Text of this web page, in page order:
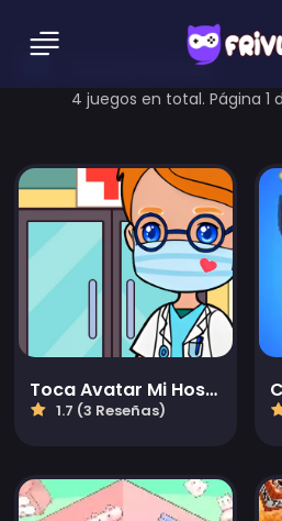
house Games
4 juegos en total. Página 1
Toca Avatar Mi Hospital
1.7 (3 Reseñas)